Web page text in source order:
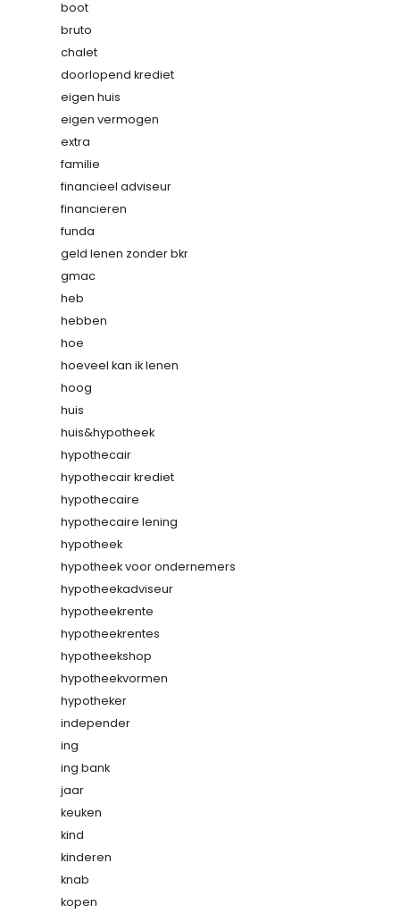
boot
bruto
chalet
doorlopend krediet
eigen huis
eigen vermogen
extra
familie
financieel adviseur
financieren
funda
geld lenen zonder bkr
gmac
heb
hebben
hoe
hoeveel kan ik lenen
hoog
huis
huis&hypotheek
hypothecair
hypothecair krediet
hypothecaire
hypothecaire lening
hypotheek
hypotheek voor ondernemers
hypotheekadviseur
hypotheekrente
hypotheekrentes
hypotheekshop
hypotheekvormen
hypotheker
independer
ing
ing bank
jaar
keuken
kind
kinderen
knab
kopen